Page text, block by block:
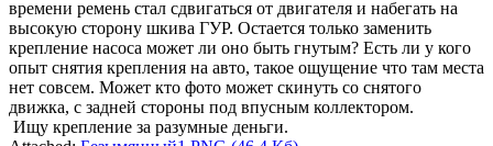
времени ремень стал сдвигаться от двигателя и набегать на
высокую сторону шкива ГУР. Остается только заменить
крепление насоса может ли оно быть гнутым? Есть ли у кого
опыт снятия крепления на авто, такое ощущение что там места
нет совсем. Может кто фото может скинуть со снятого
движка, с задней стороны под впусным коллектором.
Ищу крепление за разумные деньги.